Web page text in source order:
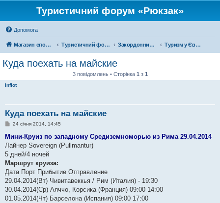
Туристичний форум «Рюкзак»
Допомога
Магазин спорядження Туристичний форум «Рюкзак» Закордонний туризм Туризм у Європі
Куда поехать на майские
3 повідомлень • Сторінка 1 з 1
Inflot
Куда поехать на майские
П
в
д
о
м
л
е
н
я
24 січня 2014, 14:45
Мини-Круиз по западному Cредиземноморью из Рима 29.04.2014
Лайнер Sovereign (Pullmantur)
5 дней/4 ночей
Маршрут круиза:
Дата Порт Прибытие Отправление
29.04.2014(Вт) Чивитавеккья / Рим (Италия) - 19:30
30.04.2014(Ср) Аяччо, Корсика (Франция) 09:00 14:00
01.05.2014(Чт) Барселона (Испания) 09:00 17:00